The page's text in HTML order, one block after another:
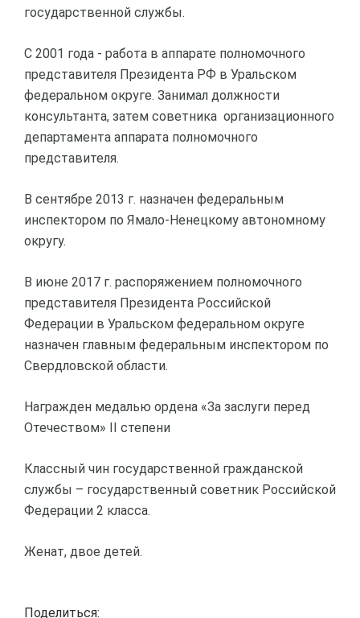
государственной службы.
С 2001 года - работа в аппарате полномочного
представителя Президента РФ в Уральском
федеральном округе. Занимал должности
консультанта, затем советника организационного
департамента аппарата полномочного
представителя.
В сентябре 2013 г. назначен федеральным
инспектором по Ямало-Ненецкому автономному
округу.
В июне 2017 г. распоряжением полномочного
представителя Президента Российской
Федерации в Уральском федеральном округе
назначен главным федеральным инспектором по
Свердловской области.
Награжден медалью ордена «За заслуги перед
Отечеством» II степени
Классный чин государственной гражданской
службы – государственный советник Российской
Федерации 2 класса.
Женат, двое детей.
Поделиться: